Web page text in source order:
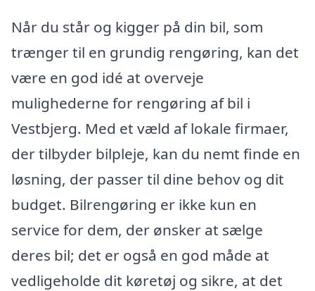
Når du står og kigger på din bil, som
trænger til en grundig rengøring, kan det
være en god idé at overveje
mulighederne for rengøring af bil i
Vestbjerg. Med et væld af lokale firmaer,
der tilbyder bilpleje, kan du nemt finde en
løsning, der passer til dine behov og dit
budget. Bilrengøring er ikke kun en
service for dem, der ønsker at sælge
deres bil; det er også en god måde at
vedligeholde dit køretøj og sikre, at det